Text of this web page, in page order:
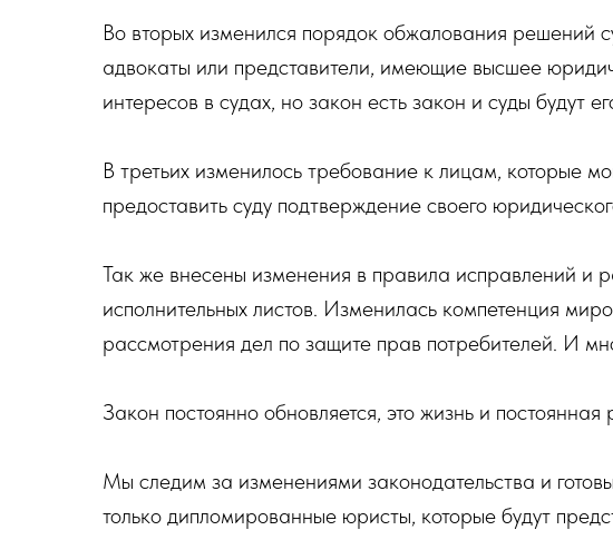
Во вторых изменился порядок обжалования решений
адвокаты или представители, имеющие высшее
интересов в судах, но закон есть закон и суды будут
В третьих изменилось требование к лицам, которые
предоставить суду подтверждение своего
Так же внесены изменения в правила исправлений и
исполнительных листов. Изменилась компетенция
рассмотрения дел по защите прав потребителей. И
Закон постоянно обновляется, это жизнь и
Мы следим за изменениями законодательства и
только дипломированные юристы, которые будут